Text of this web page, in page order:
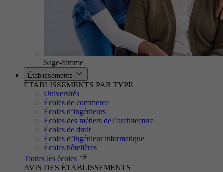
Sage-femme
Établissements
ÉTABLISSEMENTS PAR TYPE
Universités
Écoles de commerce
Écoles d’ingénieurs
Écoles des métiers de l’architecture
Écoles de droit
Écoles d’ingénieur informatique
Écoles hôtelières
Toutes les écoles
AVIS DES ÉTABLISSEMENTS